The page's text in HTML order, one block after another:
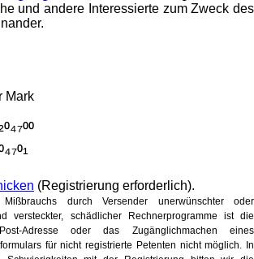
und andere Interessierte zum Zweck des
Mark
(Registrierung erforderlich).
Mißbrauchs durch Versender unerwünschter oder
versteckter, schädlicher Rechnerprogramme ist die
Adresse oder das Zugänglichmachen eines
für nicht registrierte Petenten nicht möglich. In